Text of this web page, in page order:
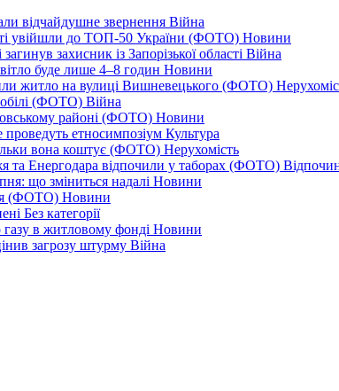
відчайдушне звернення Війна
увійшли до ТОП-50 України (ФОТО) Новини
захисник із Запорізької області Війна
буде лише 4–8 годин Новини
житло на вулиці Вишневецького (ФОТО)
(ФОТО) Війна
районі (ФОТО) Новини
етносимпозіум Культура
вона коштує (ФОТО) Нерухомість
та Енергодара відпочили у таборах (ФОТО)
що зміниться надалі Новини
(ФОТО) Новини
Без категорії
газу в житловому фонді Новини
загрозу штурму Війна